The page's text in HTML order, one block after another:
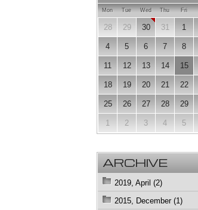
Mon Tue Wed Thu Fri
28 29 30 31 1
4 5 6 7 8
11 12 13 14 15
18 19 20 21 22
25 26 27 28 29
1 2 3 4 5
ARCHIVE
2019, April (2)
2015, December (1)